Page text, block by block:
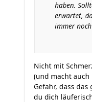
haben.
erwartet,
immer
Nicht mit
(und macht
Gefahr, dass
du dich